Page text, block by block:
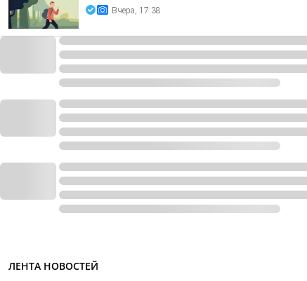
Вчера, 17:38
ЛЕНТА НОВОСТЕЙ